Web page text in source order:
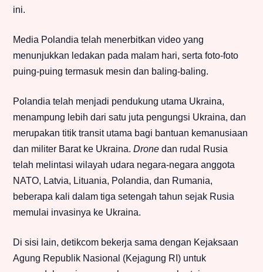
ini.
Media Polandia telah menerbitkan video yang
menunjukkan ledakan pada malam hari, serta foto-foto
puing-puing termasuk mesin dan baling-baling.
Polandia telah menjadi pendukung utama Ukraina,
menampung lebih dari satu juta pengungsi Ukraina, dan
merupakan titik transit utama bagi bantuan kemanusiaan
dan militer Barat ke Ukraina. Drone dan rudal Rusia
telah melintasi wilayah udara negara-negara anggota
NATO, Latvia, Lituania, Polandia, dan Rumania,
beberapa kali dalam tiga setengah tahun sejak Rusia
memulai invasinya ke Ukraina.
Di sisi lain, detikcom bekerja sama dengan Kejaksaan
Agung Republik Nasional (Kejagung RI) untuk